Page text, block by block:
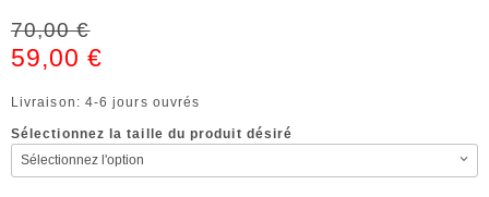
70,00 €
59,00 €
Livraison: 4-6 jours ouvrés
Sélectionnez la taille du produit désiré